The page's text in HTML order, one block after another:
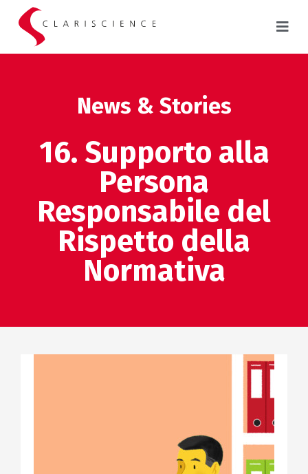
News & Stories
16. Supporto alla
Persona
Responsabile del
Rispetto della
Normativa